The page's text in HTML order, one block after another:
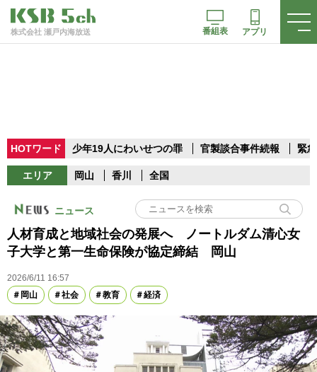
株式会社 瀬戸内海放送 番組表 アプリ
HOTワード 少年19人にわいせつの罪 官製談合事件続報 緊
エリア 岡山 香川 全国
ニュース
人材育成と地域社会の発展へ ノートルダム清心女
子大学と第一生命保険が協定締結 岡山
2026/6/11 16:57
岡山
社会 教育 経済